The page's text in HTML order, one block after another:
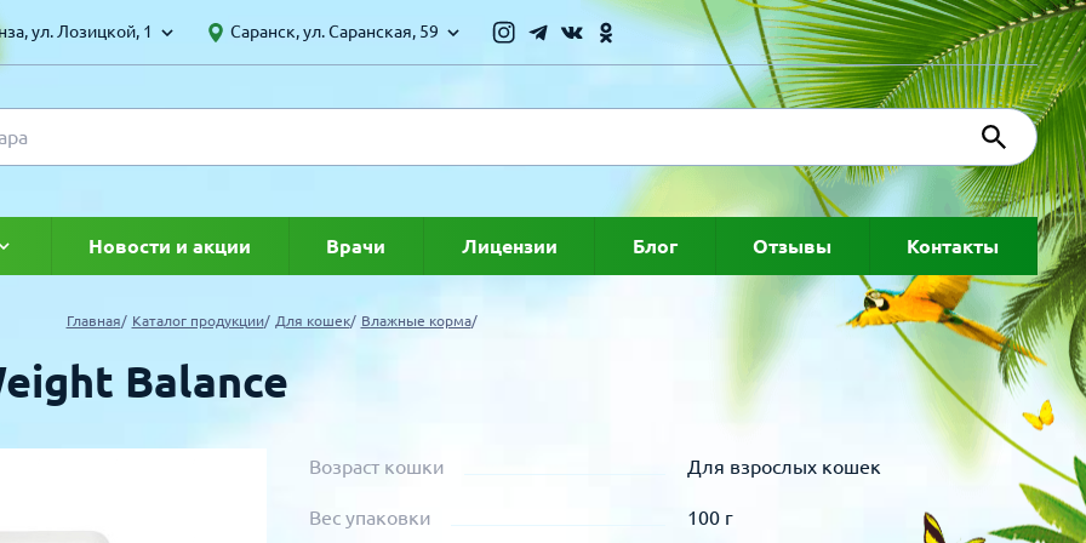
ул. Лозицкой, 1 Саранск, ул. Саранская, 59
Новости и акции Врачи Лицензии Блог Отзывы Контакты
Главная Каталог продукции Для кошек Влажные корма
Balance
Возраст кошки Для взрослых кошек
Вес упаковки 100 г